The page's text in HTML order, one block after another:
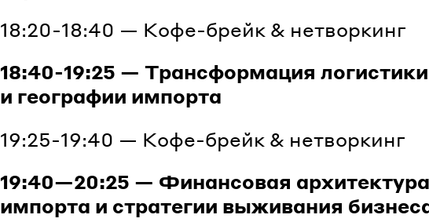
18:20-18:40 — Кофе-брейк & нетворкинг
18:40-19:25 — Трансформация логистики
и географии импорта
19:25-19:40 — Кофе-брейк & нетворкинг
19:40—20:25 — Финансовая архитектура
импорта и стратегии выживания